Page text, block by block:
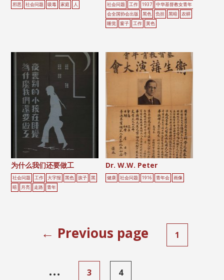
邪恶 社会问题 吸毒 家庭 人 社会问题 工作 1937
中华基督教女青年
会全国协会出版
黑色 负担 黑暗
农耕
睡觉
窗子 工作 黃色
为什么我们还要做工
社会问题 工作 大字报 黑色 孩子
黑
暗
月亮 走路 青年
Dr. W.W. Peter
健康 社会问题 1916 青年会 画像
← Previous page 1
… 3 4